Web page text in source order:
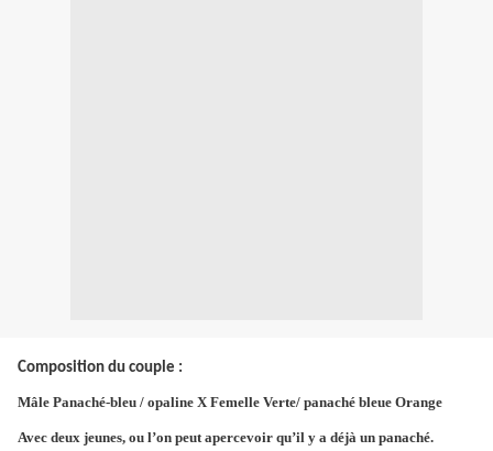
Composition du couple :
Mâle Panaché-bleu / opaline X Femelle Verte/ panaché bleue Orange
Avec deux jeunes, ou l’on peut apercevoir qu’il y a déjà un panaché.